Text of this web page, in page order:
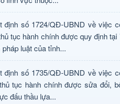
định số 1724/QĐ-UBND về việc
tục hành chính được quy định tại
pháp luật của tỉnh...
định số 1735/QĐ-UBND về việc
tục hành chính được sửa đổi,
đấu thầu lựa...